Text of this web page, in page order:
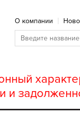
О компании
и